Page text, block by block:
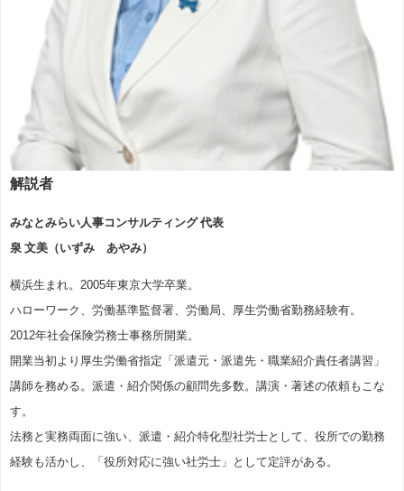
解説者
みなとみらい人事コンサルティング 代表
泉 文美（いずみ あやみ）
横浜生まれ。2005年東京大学卒業。
ハローワーク、労働基準監督署、労働局、厚生労働省勤務経験有。
2012年社会保険労務士事務所開業。
開業当初より厚生労働省指定「派遣元・派遣先・職業紹介責任者講習」
講師を務める。派遣・紹介関係の顧問先多数。講演・著述の依頼もこな
す。
法務と実務両面に強い、派遣・紹介特化型社労士として、役所での勤務
経験も活かし、「役所対応に強い社労士」として定評がある。